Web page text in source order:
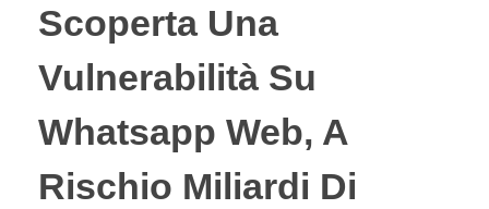
Scoperta Una
Vulnerabilità Su
Whatsapp Web, A
Rischio Miliardi Di